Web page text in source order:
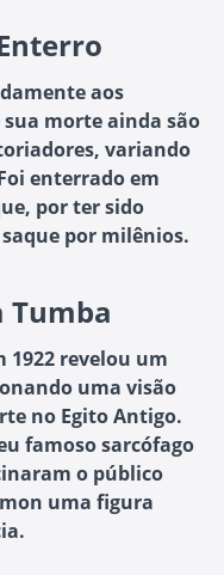
aos
sua morte ainda são
variando
enterrado em
por ter sido
por milênios.
Tumba
1922 revelou um
uma visão
no Egito Antigo.
famoso sarcófago
o público
uma figura